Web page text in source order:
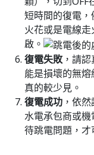
短時間的復電
火花或是電線
啟。
復電失敗 ，請
能是損壞的無
真的較少見。
復電成功 ，依
水電承包商或
待跳電問題，才